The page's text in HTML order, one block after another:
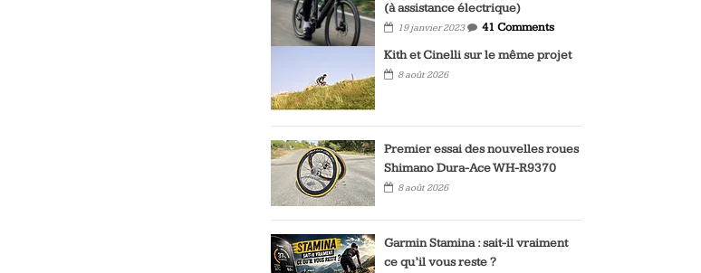
(à assistance électrique)
19 janvier 2023
41 Comments
Kith et Cinelli sur le même projet
8 août 2026
Premier essai des nouvelles roues
Shimano Dura-Ace WH-R9370
8 août 2026
Garmin Stamina : sait-il vraiment
ce qu’il vous reste ?